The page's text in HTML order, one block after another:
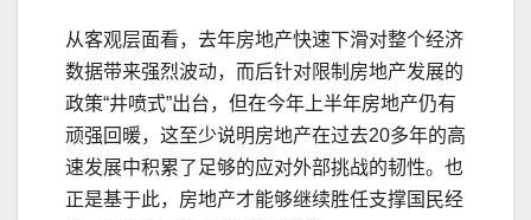
从客观层面看，去年房地产快速下滑对整个经济
数据带来强烈波动，而后针对限制房地产发展的
政策“井喷式”出台，但在今年上半年房地产仍有
顽强回暖，这至少说明房地产在过去20多年的高
速发展中积累了足够的应对外部挑战的韧性。也
正是基于此，房地产才能够继续胜任支撑国民经